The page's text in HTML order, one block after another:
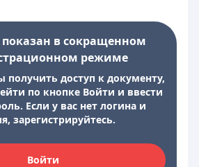
в сокращенном
режиме
получить доступ к документу,
по кнопке Войти и ввести
Если у вас нет логина и
зарегистрируйтесь.
Войти